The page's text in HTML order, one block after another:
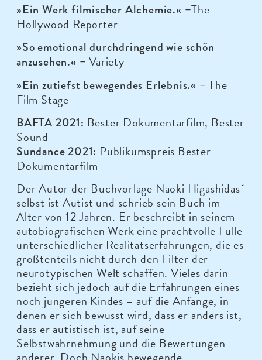
»Ein Werk filmischer Alchemie.« –The
Hollywood Reporter
»So emotional durchdringend wie schön
anzusehen.« – Variety
»Ein zutiefst bewegendes Erlebnis.« – The
Film Stage
BAFTA 2021: Bester Dokumentarfilm, Bester
Sound
Sundance 2021: Publikumspreis Bester
Dokumentarfilm
Der Autor der Buchvorlage Naoki Higashidas´
selbst ist Autist und schrieb sein Buch im
Alter von 12 Jahren. Er beschreibt in seinem
autobiografischen Werk eine prachtvolle Fülle
unterschiedlicher Realitätserfahrungen, die es
größtenteils nicht durch den Filter der
neurotypischen Welt schaffen. Vieles darin
bezieht sich jedoch auf die Erfahrungen eines
noch jüngeren Kindes – auf die Anfänge, in
denen er sich bewusst wird, dass er anders ist,
dass er autistisch ist, auf seine
Selbstwahrnehmung und die Bewertungen